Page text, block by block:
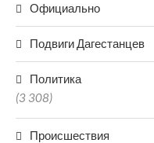
Официально
Подвиги Дагестанцев
Политика
(3 308)
Происшествия